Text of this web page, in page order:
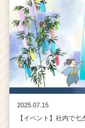
2025.07.15
【イベント】社内で七